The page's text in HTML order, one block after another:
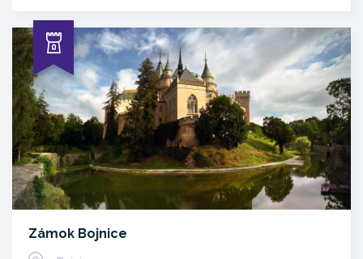
Zámok Bojnice